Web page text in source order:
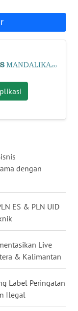
dengan
ES & PLN UID
Live
& Kalimantan
Label Peringatan
Ilegal